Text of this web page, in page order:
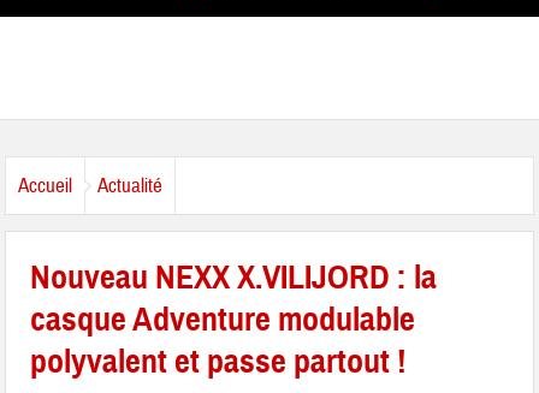
Accueil Actualité
Nouveau NEXX X.VILIJORD : la
casque Adventure modulable
polyvalent et passe partout !